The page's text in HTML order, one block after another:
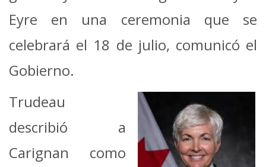
Eyre en una ceremonia que se
celebrará el 18 de julio, comunicó el
Gobierno.
Trudeau
describió a
Carignan como